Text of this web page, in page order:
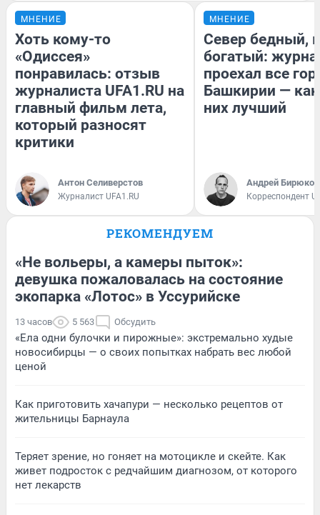
МНЕНИЕ
Хоть кому-то
«Одиссея»
понравилась: отзыв
журналиста UFA1.RU на
главный фильм лета,
который разносят
критики
Антон Селиверстов
Журналист UFA1.RU
МНЕНИЕ
Север бедный,
богатый:
проехал все
Башкирии —
них лучший
Андрей Бирюков
Корреспондент
РЕКОМЕНДУЕМ
«Не вольеры, а камеры пыток»:
девушка пожаловалась на состояние
экопарка «Лотос» в Уссурийске
13 часов 5 563 Обсудить
«Ела одни булочки и пирожные»: экстремально худые
новосибирцы — о своих попытках набрать вес любой
ценой
Как приготовить хачапури — несколько рецептов от
жительницы Барнаула
Теряет зрение, но гоняет на мотоцикле и скейте. Как
живет подросток с редчайшим диагнозом, от которого
нет лекарств